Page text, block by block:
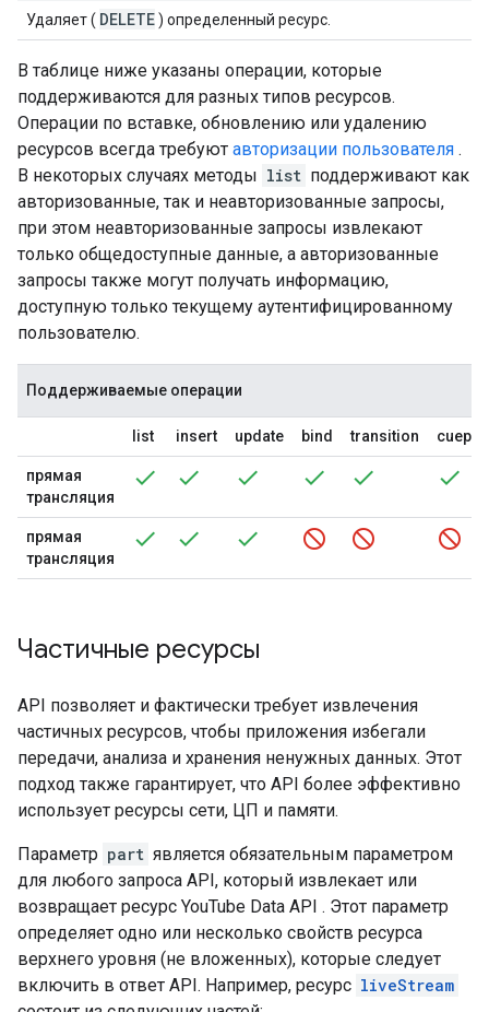
Удаляет ( DELETE) определенный ресурс.
В таблице ниже указаны операции, которые
поддерживаются для разных типов ресурсов.
Операции по вставке, обновлению или удалению
ресурсов всегда требуют авторизации пользователя .
В некоторых случаях методы list поддерживают как
авторизованные, так и неавторизованные запросы,
при этом неавторизованные запросы извлекают
только общедоступные данные, а авторизованные
запросы также могут получать информацию,
доступную только текущему аутентифицированному
пользователю.
Поддерживаемые операции
list insert update bind transition
прямая
трансляция
прямая
трансляция
Частичные ресурсы
API позволяет и фактически требует извлечения
частичных ресурсов, чтобы приложения избегали
передачи, анализа и хранения ненужных данных. Этот
подход также гарантирует, что API более эффективно
использует ресурсы сети, ЦП и памяти.
Параметр part является обязательным параметром
для любого запроса API, который извлекает или
возвращает ресурс YouTube Data API . Этот параметр
определяет одно или несколько свойств ресурса
верхнего уровня (не вложенных), которые следует
включить в ответ API. Например, ресурс liveStream